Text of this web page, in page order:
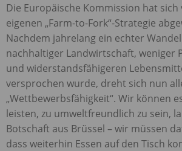
Die Europäische Kommission hat
eigenen „Farm-to-Fork“-Strategie
Nachdem jahrelang ein echter
nachhaltiger Landwirtschaft, weniger
und widerstandsfähigeren
versprochen wurde, dreht sich nun
„Wettbewerbsfähigkeit“. Wir können
leisten, zu umweltfreundlich zu sein,
Botschaft aus Brüssel – wir müssen
dass weiterhin Essen auf den Tisch